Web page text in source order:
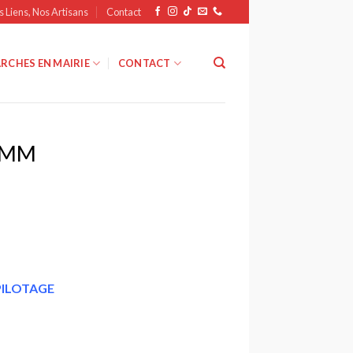
Liens, Nos Artisans Contact
EN MAIRIE CONTACT